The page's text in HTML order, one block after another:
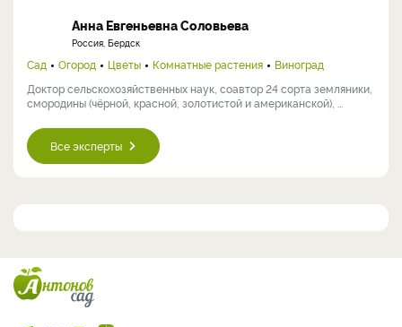
Анна Евгеньевна Соловьева
Россия, Бердск
Сад Огород Цветы Комнатные растения
Виноград
Доктор сельскохозяйственных наук, соавтор 24 сорта земляники,
смородины (чёрной, красной, золотистой и американской), ...
Все эксперты